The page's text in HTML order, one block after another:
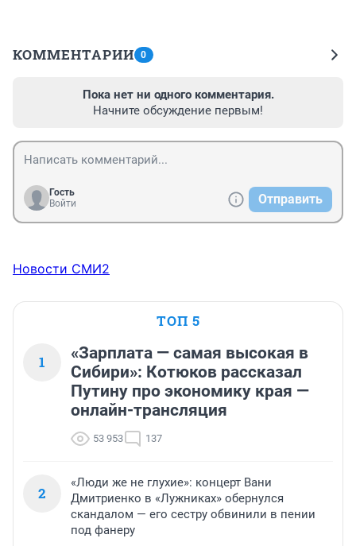
КОММЕНТАРИИ 0
Пока нет ни одного комментария.
Начните обсуждение первым!
Гость
Войти
Отправить
Новости СМИ2
ТОП 5
1
«Зарплата — самая высокая в
Сибири»: Котюков рассказал
Путину про экономику края —
онлайн-трансляция
53 953 137
2
«Люди же не глухие»: концерт Вани
Дмитриенко в «Лужниках» обернулся
скандалом — его сестру обвинили в пении
под фанеру